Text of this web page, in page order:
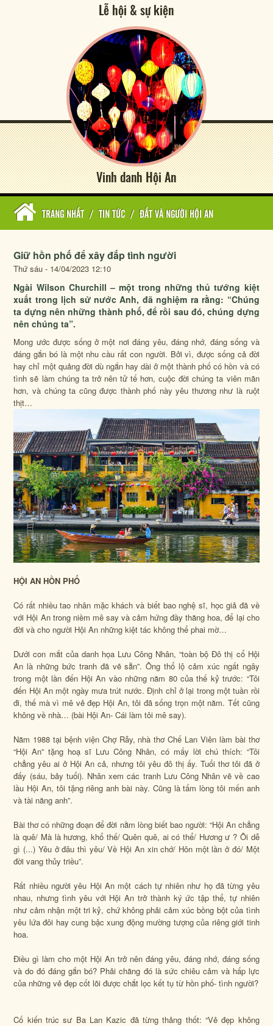
Lễ hội & sự kiện
Vinh danh Hội An
TRANG NHẤT / TIN TỨC / ĐẤT VÀ NGƯỜI HỘI AN
Giữ hồn phố để xây đắp tình người
Thứ sáu - 14/04/2023 12:10
Ngài Wilson Churchill – một trong những thủ tướng kiệt
xuất trong lịch sử nước Anh, đã nghiệm ra rằng: “Chúng
ta dựng nên những thành phố, để rồi sau đó, chúng dựng
nên chúng ta”.
Mong ước được sống ở một nơi đáng yêu, đáng nhớ, đáng sống và
đáng gắn bó là một nhu cầu rất con người. Bởi vì, được sống cả đời
hay chỉ một quảng đời dù ngắn hay dài ở một thành phố có hồn và có
tình sẽ làm chúng ta trở nên tử tế hơn, cuộc đời chúng ta viên mãn
hơn, và chúng ta cũng được thành phố này yêu thương như là ruột
thịt…
HỘI AN HỒN PHỐ
Có rất nhiều tao nhân mặc khách và biết bao nghệ sĩ, học giả đã về
với Hội An trong niềm mê say và cảm hứng đầy thăng hoa, để lại cho
đời và cho người Hội An những kiệt tác không thể phai mờ…
Dưới con mắt của danh họa Lưu Công Nhân, “toàn bộ Đô thị cổ Hội
An là những bức tranh đã vẽ sẵn”. Ông thổ lộ cảm xúc ngất ngây
trong một lần đến Hội An vào những năm 80 của thế kỷ trước: “Tôi
đến Hội An một ngày mưa trút nước. Định chỉ ở lại trong một tuần rồi
đi, thế mà vì mê vẻ đẹp Hội An, tôi đã sống trọn một năm. Tết cũng
không về nhà… (bài Hội An- Cái làm tôi mê say).
Năm 1988 tại bệnh viện Chợ Rẫy, nhà thơ Chế Lan Viên làm bài thơ
“Hội An” tặng hoạ sĩ Lưu Công Nhân, có mấy lời chú thích: “Tôi
chẳng yêu ai ở Hội An cả, nhưng tôi yêu đô thị ấy. Tuổi thơ tôi đã ở
đấy (sáu, bảy tuổi). Nhân xem các tranh Lưu Công Nhân vẽ về cao
lầu Hội An, tôi tặng riêng anh bài này. Cũng là tấm lòng tôi mến anh
và tài năng anh”.
Bài thơ có những đoạn để đời nằm lòng biết bao người: “Hội An chẳng
là quê/ Mà là hương, khổ thế/ Quên quê, ai có thể/ Hương ư ? Ôi dễ
gì (...) Yêu ở đâu thì yêu/ Về Hội An xin chớ/ Hôn một lần ở đó/ Một
đời vang thủy triều”.
Rất nhiều người yêu Hội An một cách tự nhiên như họ đã từng yêu
nhau, nhưng tình yêu với Hội An trở thành ký ức tập thể, tự nhiên
như cảm nhận một tri kỷ, chứ không phải cảm xúc bồng bột của tình
yêu lứa đôi hay cung bậc xung động mường tượng của riêng giới tinh
hoa.
Điều gì làm cho một Hội An trở nên đáng yêu, đáng nhớ, đáng sống
và do đó đáng gắn bó? Phải chăng đó là sức chiêu cảm và hấp lực
của những vẻ đẹp cốt lõi được chắt lọc kết tụ từ hồn phố- tình người?
Cố kiến trúc sư Ba Lan Kazic đã từng thảng thốt: “Vẻ đẹp không